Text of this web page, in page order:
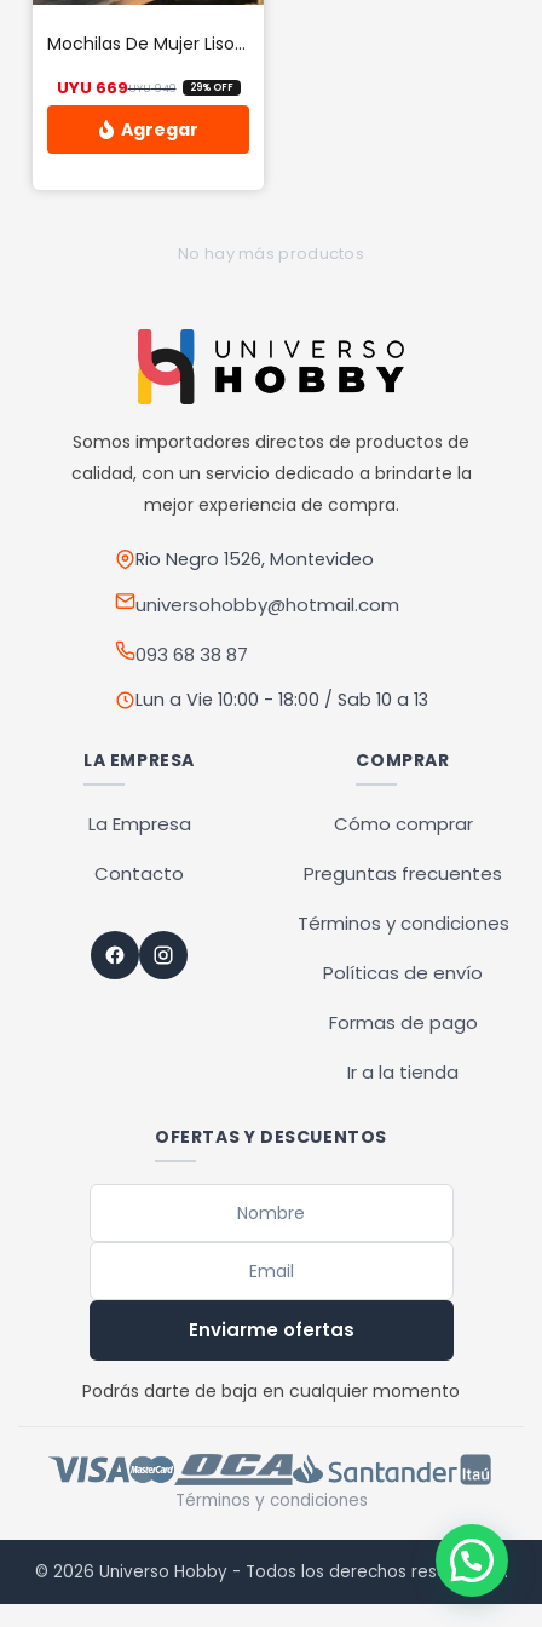
Mochilas De Mujer Liso Ajustable Preppy
UYU940El precio original era: UYU 940.
UYU 669 El precio actual es: UYU 669.
29% OFF
No hay más productos
Somos importadores directos de productos de
calidad, con un servicio dedicado a brindarte la
mejor experiencia de compra.
Rio Negro 1526, Montevideo
universohobby@hotmail.com
093 68 38 87
Lun a Vie 10:00 - 18:00 / Sab 10 a 13
LA EMPRESA
La Empresa
Contacto
COMPRAR
Cómo comprar
Preguntas frecuentes
Términos y condiciones
Políticas de envío
Formas de pago
Ir a la tienda
OFERTAS Y DESCUENTOS
Enviarme ofertas
Podrás darte de baja en cualquier momento
Términos y condiciones
© 2026 Universo Hobby - Todos los derechos reservados.